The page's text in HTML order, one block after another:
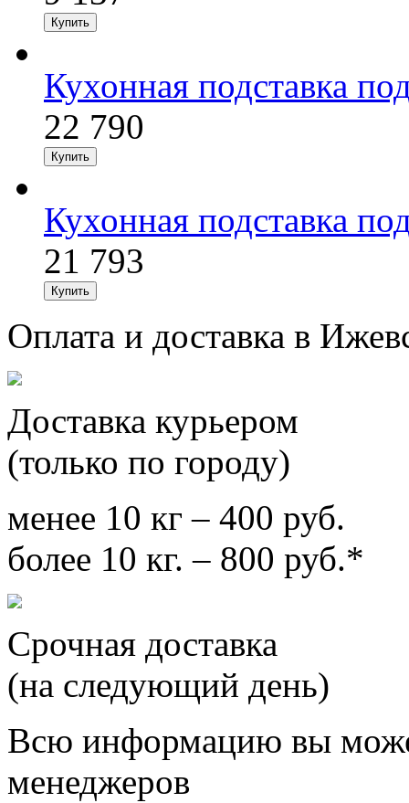
Кухонная подставка
22 790
Кухонная подставка
21 793
Оплата и доставка в
Доставка курьером
(только по городу)
менее 10 кг – 400 руб.
более 10 кг. – 800 руб.*
Срочная доставка
(на следующий день)
Всю информацию вы
менеджеров